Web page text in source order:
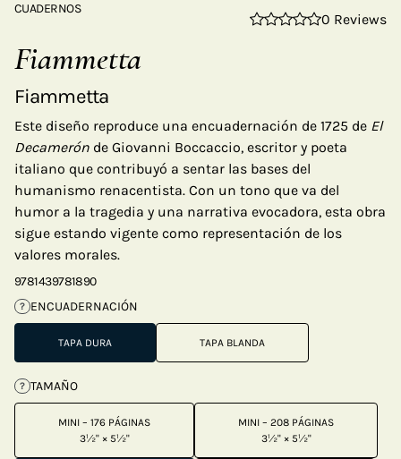
CUADERNOS
0 Reviews
Fiammetta
Fiammetta
Este diseño reproduce una encuadernación de 1725 de El
Decamerón de Giovanni Boccaccio, escritor y poeta
italiano que contribuyó a sentar las bases del
humanismo renacentista. Con un tono que va del
humor a la tragedia y una narrativa evocadora, esta obra
sigue estando vigente como representación de los
valores morales.
9781439781890
? ENCUADERNACIÓN
TAPA DURA TAPA BLANDA
? TAMAÑO
MINI – 176 PÁGINAS
3½" × 5½"
MINI – 208 PÁGINAS
3½" × 5½"